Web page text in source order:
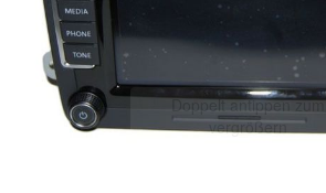
Doppelt antippen zum
vergrößern